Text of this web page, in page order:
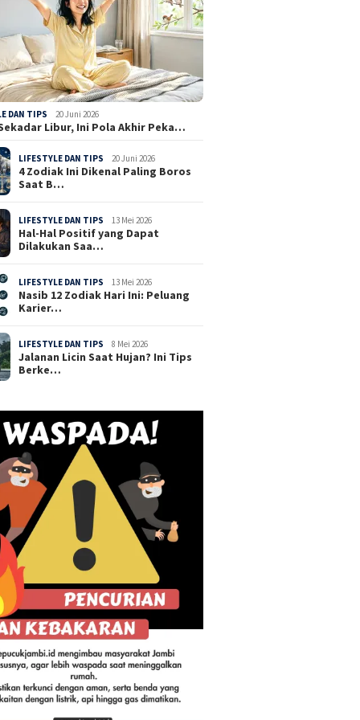
DAN TIPS 20 Juni 2026
Libur, Ini Pola Akhir Peka…
LIFESTYLE DAN TIPS 20 Juni 2026
4 Zodiak Ini Dikenal Paling Boros
Saat B…
LIFESTYLE DAN TIPS 13 Mei 2026
Hal-Hal Positif yang Dapat
Dilakukan Saa…
LIFESTYLE DAN TIPS 13 Mei 2026
Nasib 12 Zodiak Hari Ini: Peluang
Karier…
LIFESTYLE DAN TIPS 8 Mei 2026
Jalanan Licin Saat Hujan? Ini Tips
Berke…